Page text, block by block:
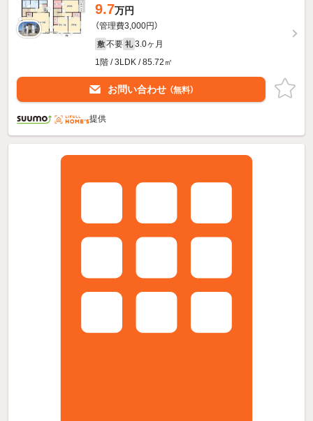
9.7万円
（管理費3,000円）
敷 不要 礼 3.0ヶ月
1階 / 3LDK / 85.72㎡
お問い合わせ （無料）
提供